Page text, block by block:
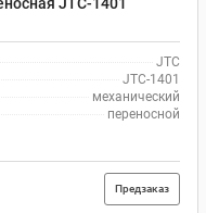
JTC
JTC-1401
механический
переносной
Предзаказ